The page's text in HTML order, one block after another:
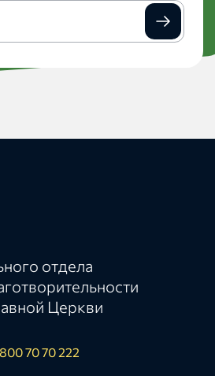
отдела
Церкви
70 70 222